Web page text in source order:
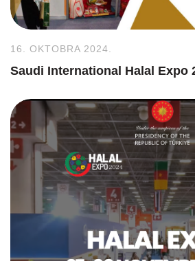
16. OKTOBRA 2024.
Saudi International Halal Expo